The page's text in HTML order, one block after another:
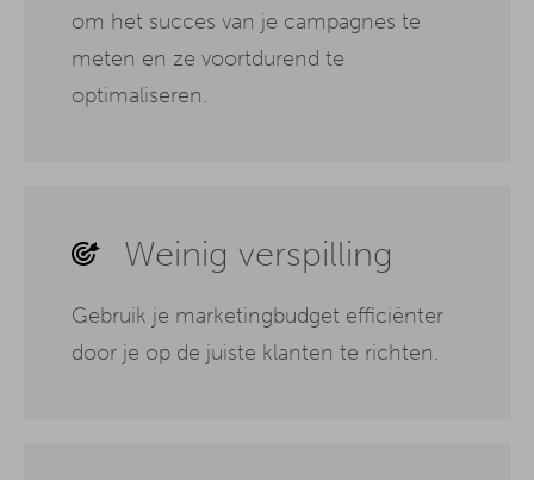
om het succes van je campagnes te
meten en ze voortdurend te
optimaliseren.
Weinig verspilling
Gebruik je marketingbudget efficiënter
door je op de juiste klanten te richten.